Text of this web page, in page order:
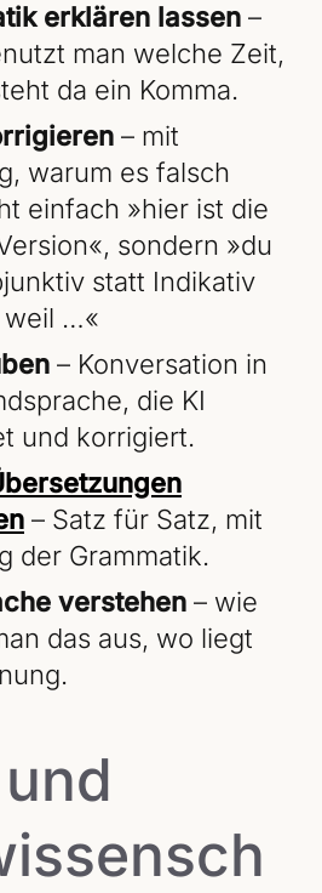
erklären lassen –
man welche Zeit,
da ein Komma.
– mit
warum es falsch
einfach »hier ist die
sondern »du
statt Indikativ
weil …«
– Konversation in
die KI
und korrigiert.
– Satz für Satz, mit
der Grammatik.
verstehen – wie
das aus, wo liegt